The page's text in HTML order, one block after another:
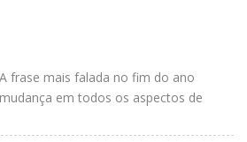
frase mais falada no fim do ano
em todos os aspectos de